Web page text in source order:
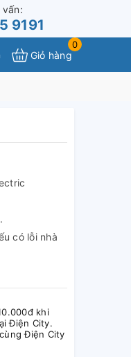
vấn:
9191
0
Giỏ hàng
có lỗi nhà
khi
Điện City.
Điện City